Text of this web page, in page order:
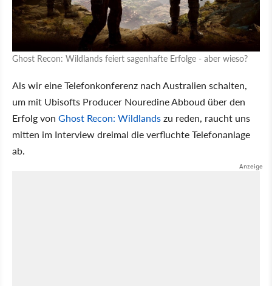
Ghost Recon: Wildlands feiert sagenhafte Erfolge - aber wieso?
Als wir eine Telefonkonferenz nach Australien schalten,
um mit Ubisofts Producer Nouredine Abboud über den
Erfolg von Ghost Recon: Wildlandszu reden, raucht uns
mitten im Interview dreimal die verfluchte Telefonanlage
ab.